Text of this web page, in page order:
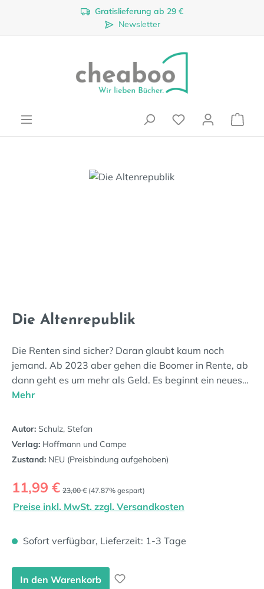
Zum Hauptinhalt springenGratislieferung ab 29 €
Newsletter
Bildergalerie überspringen
Die Altenrepublik
Die Renten sind sicher? Daran glaubt kaum noch
jemand. Ab 2023 aber gehen die Boomer in Rente, ab
dann geht es um mehr als Geld. Es beginnt ein neues…
Mehr
Autor: Schulz, Stefan
Verlag: Hoffmann und Campe
Zustand: NEU (Preisbindung aufgehoben)
Verkaufspreis:
11,99 € Regulärer Preis:
23,00 € (47.87% gespart)
Preise inkl. MwSt. zzgl. Versandkosten
Sofort verfügbar, Lieferzeit: 1-3 Tage
In den Warenkorb